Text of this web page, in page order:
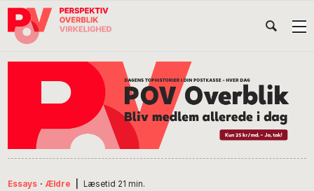
Gå
direkte
Skip
indhold
Gå
direkte
Essays · Ældre Læsetid 21 min.